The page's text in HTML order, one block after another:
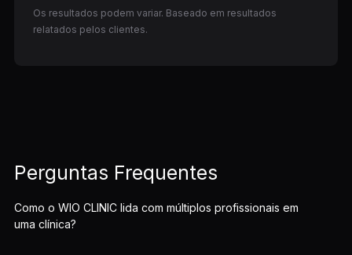
Os resultados podem variar. Baseado em resultados
relatados pelos clientes.
Perguntas Frequentes
Como o WIO CLINIC lida com múltiplos profissionais em
uma clínica?